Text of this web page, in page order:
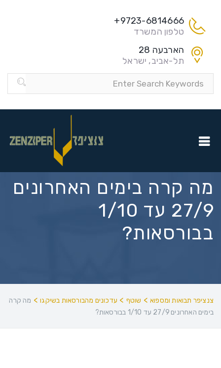
9723-6814666+
טלפון המשרד
הארבעה 28
תל-אביב, ישראל
מה קרה בימים האחרונים
27/9 עד 1/10
בבורסאות?
צנציפר תבואות ומספוא > שוטף > עדכונים מהבורסאות בשיקגו> מה קרה
בימים האחרונים 27/9 עד 1/10 בבורסאות?